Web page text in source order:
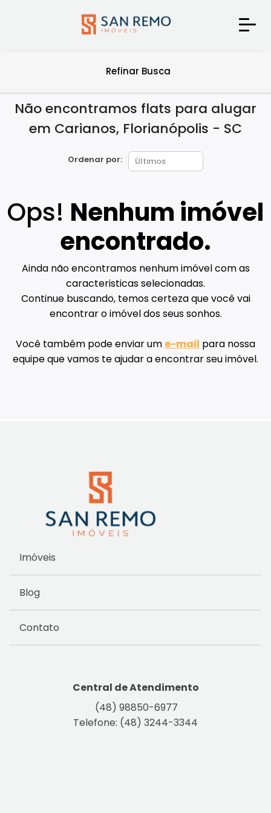
Refinar Busca
Não encontramos flats para alugar
em Carianos, Florianópolis - SC
Ordenar por:
Ops! Nenhum imóvel
encontrado.
Ainda não encontramos nenhum imóvel com as
caracteristicas selecionadas.
Continue buscando, temos certeza que você vai
encontrar o imóvel dos seus sonhos.
Você também pode enviar um e-mail para nossa
equipe que vamos te ajudar a encontrar seu imóvel.
Imóveis
Blog
Contato
Central de Atendimento
(48) 98850-6977
Telefone: (48) 3244-3344